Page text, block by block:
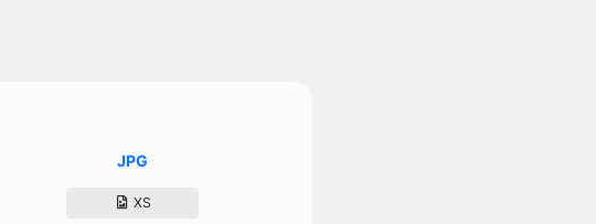
JPG
XS